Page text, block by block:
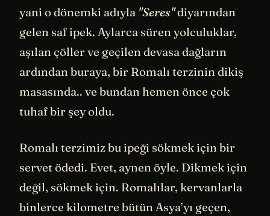
yani o dönemki adıyla "Seres"diyarından
gelen saf ipek. Aylarca süren yolculuklar,
aşılan çöller ve geçilen devasa dağların
ardından buraya, bir Romalı terzinin dikiş
masasında.. ve bundan hemen önce çok
tuhaf bir şey oldu.
Romalı terzimiz bu ipeği sökmek için bir
servet ödedi. Evet, aynen öyle. Dikmek için
değil, sökmek için. Romalılar, kervanlarla
binlerce kilometre bütün Asya’yı geçen,